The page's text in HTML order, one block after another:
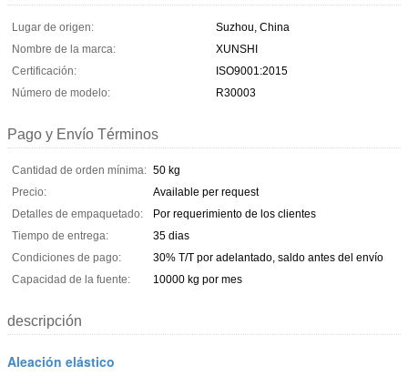
Lugar de origen:
Suzhou, China
Nombre de la marca:
XUNSHI
Certificación:
ISO9001:2015
Número de modelo:
R30003
Pago y Envío Términos
Cantidad de orden mínima: 50 kg
Precio:
Available per request
Detalles de empaquetado:
Por requerimiento de los clientes
Tiempo de entrega:
35 dias
Condiciones de pago:
30% T/T por adelantado, saldo antes del envío
Capacidad de la fuente:
10000 kg por mes
descripción
Aleación elástico